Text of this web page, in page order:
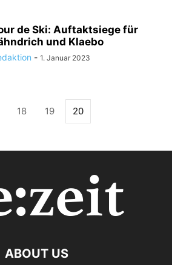
de Ski: Auftaktsiege für
und Klaebo
- 1. Januar 2023
18 19 20
ABOUT US